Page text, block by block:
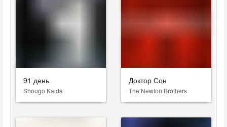
91 день
Shougo Kaida
Доктор Сон
The Newton Brothers